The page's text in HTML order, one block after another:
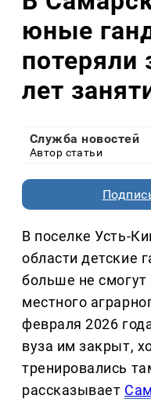
юные
потеряли
лет
Служба новостей
Автор статьи
В поселке Усть-
области детские
больше не смогут
местного
февраля 2026
вуза им закрыт,
тренировались
рассказывает